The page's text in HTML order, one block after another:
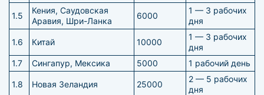
1.5
Кения, Саудовская
Аравия, Шри-Ланка
6000
1 — 3 рабочих
дня
1.6 Китай 10000
1 — 3 рабочих
дня
1.7
Сингапур, Мексика 5000 1 рабочий день
1.8 Новая Зеландия 25000
2 — 5 рабочих
дня